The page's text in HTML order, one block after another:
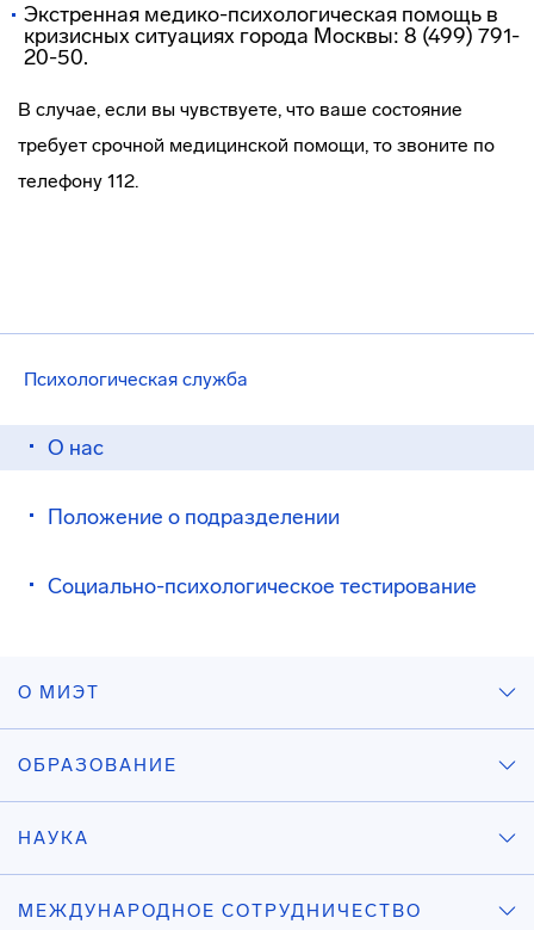
Психологическая служба
О нас
Положение о подразделении
Социально-психологическое тестирование
Экстренная медико-психологическая помощь в
кризисных ситуациях города Москвы: 8 (499) 791-
20-50.
В случае, если вы чувствуете, что ваше состояние
требует срочной медицинской помощи, то звоните по
телефону 112.
О МИЭТ
ОБРАЗОВАНИЕ
НАУКА
МЕЖДУНАРОДНОЕ СОТРУДНИЧЕСТВО